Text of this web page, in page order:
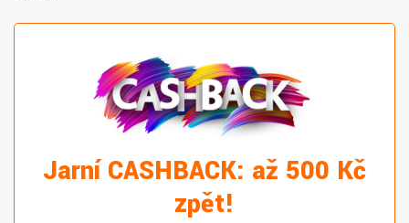
Jarní CASHBACK: až 500 Kč
zpět!